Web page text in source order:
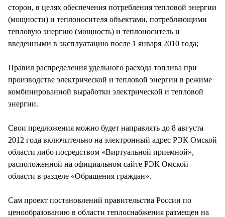
сторон, в целях обеспечения потребления тепловой энергии
(мощности) и теплоносителя объектами, потребляющими
тепловую энергию (мощность) и теплоноситель и
введенными в эксплуатацию после 1 января 2010 года;
Правил распределения удельного расхода топлива при
производстве электрической и тепловой энергии в режиме
комбинированной выработки электрической и тепловой
энергии.
Свои предложения можно будет направлять до 8 августа
2012 года включительно на электронный адрес РЭК Омской
области либо посредством «Виртуальной приемной»,
расположенной на официальном сайте РЭК Омской
области в разделе «Обращения граждан».
Сам проект постановлений правительства России по
ценообразованию в области теплоснабжения размещен на